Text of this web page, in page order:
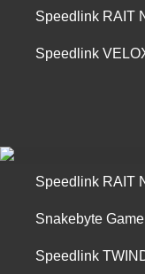
Speedlink RAIT
Speedlink
Speedlink RAIT
Snakebyte
Speedlink